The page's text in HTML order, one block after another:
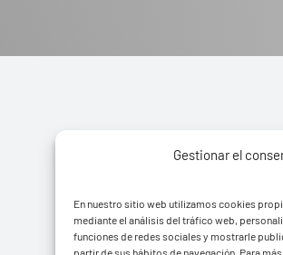
Gestionar el
En nuestro sitio web utilizamos cookies
mediante el análisis del tráfico web,
funciones de redes sociales y mostrarle
partir de sus hábitos de navegación. Para